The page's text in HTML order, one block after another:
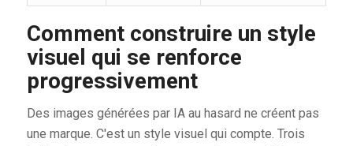
Comment construire un style
visuel qui se renforce
progressivement
Des images générées par IA au hasard ne créent pas
une marque. C'est un style visuel qui compte. Trois